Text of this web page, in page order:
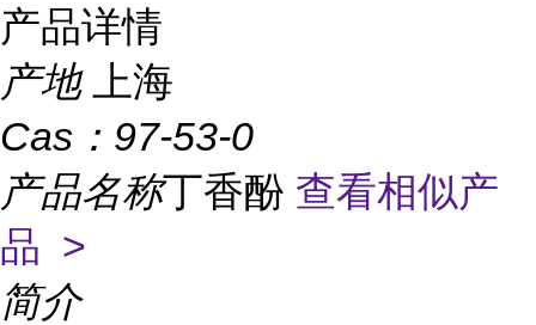
产品详情
产地
上海
Cas： 97-53-0
产品名称丁香酚 查看相似产
品 >
简介